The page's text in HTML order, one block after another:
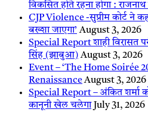
विकसित होते रहना होगा :
CJP Violence -सुप्रीम कोर्ट ने
बख्शा जाएगा’ August 3, 2026
Special Report शाही विरासत
सिंह (झाबुआ) August 3, 2026
Event – ‘The Home Soirée
RenaissanceAugust 3, 2026
Special Report – अंकित शर्मा
कानूनी खेल चलेगा July 31, 2026